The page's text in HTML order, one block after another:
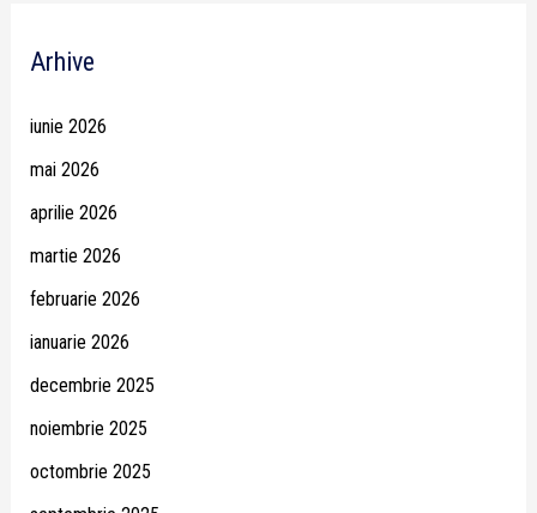
Arhive
iunie 2026
mai 2026
aprilie 2026
martie 2026
februarie 2026
ianuarie 2026
decembrie 2025
noiembrie 2025
octombrie 2025